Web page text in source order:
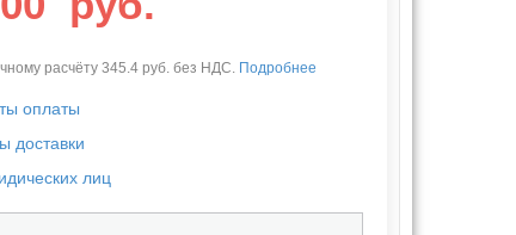
расчёту 345.4 руб. без НДС. Подробнее
оплаты
доставки
лиц